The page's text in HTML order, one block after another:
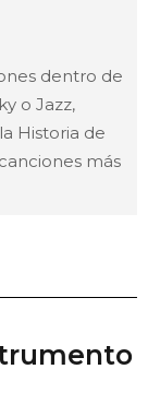
dentro de
o Jazz,
Historia de
más